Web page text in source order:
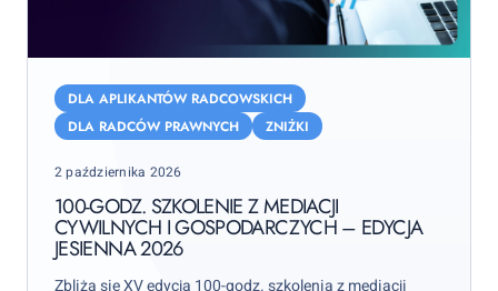
godz.
szkolenie
mediacji
cywilnych
gospodarczych
DLA APLIKANTÓW RADCOWSKICH
DLA RADCÓW PRAWNYCH
ZNIŻKI
Posted
2 października 2026
100-GODZ. SZKOLENIE Z MEDIACJI
CYWILNYCH I GOSPODARCZYCH – EDYCJA
JESIENNA 2026
Zbliża się XV edycja 100-godz. szkolenia z mediacji